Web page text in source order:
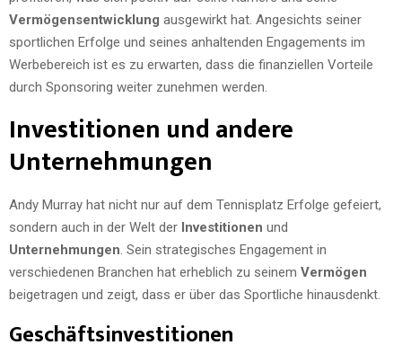
Vermögensentwicklung ausgewirkt hat. Angesichts seiner
sportlichen Erfolge und seines anhaltenden Engagements im
Werbebereich ist es zu erwarten, dass die finanziellen Vorteile
durch Sponsoring weiter zunehmen werden.
Investitionen und andere
Unternehmungen
Andy Murray hat nicht nur auf dem Tennisplatz Erfolge gefeiert,
sondern auch in der Welt der Investitionen und
Unternehmungen . Sein strategisches Engagement in
verschiedenen Branchen hat erheblich zu seinem Vermögen
beigetragen und zeigt, dass er über das Sportliche hinausdenkt.
Geschäftsinvestitionen